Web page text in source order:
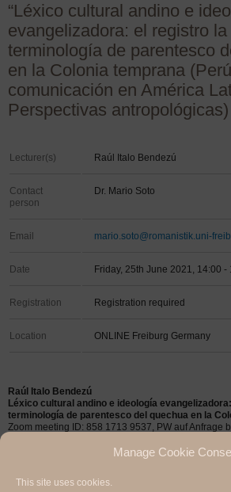
Manage Cookie
This site uses cookies.
“Léxico cultural andino e
evangelizadora: el registro la
terminología de parentesco
en la Colonia temprana
comunicación en América
Perspectivas antropológicas)
Lecturer(s) Raúl Italo Bendezú
Contact
person
Dr. Mario Soto
Email mario.soto@romanistik.uni-
Date Friday, 25th June 2021, 14:00 -
Registration Registration required
Location ONLINE Freiburg Germany
Raúl Italo Bendezú
Léxico cultural andino e ideología
terminología de parentesco del quechua en la
Zoom meeting ID: 858 1713 9537, PW auf Anfrage